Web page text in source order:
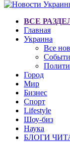
ВСЕ
Главная
Украина
Все
Город
Мир
Бизнес
Спорт
Lifestyle
Шоу-биз
Наука
БЛОГИ